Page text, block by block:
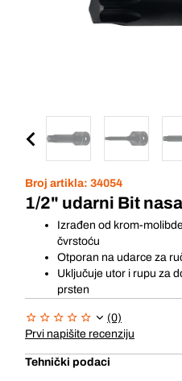
Broj artikla: 34054
1/2" udarni Bit
Izrađen od krom-
čvrstoću
Otporan na udarce za
Uključuje utor i rupu za
prsten
(0)
Prvi napišite recenziju
Tehnički podaci